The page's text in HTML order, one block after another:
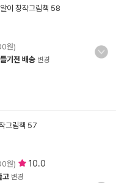
이 창작그림책 58
원)
기전 배송 변경
그림책 57
원) 10.0
고 변경